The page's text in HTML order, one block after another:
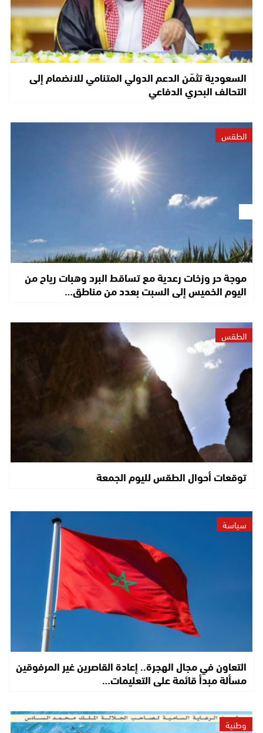
السعودية تثمّن الدعم الدولي المتنامي للانضمام إلى
التحالف البحري الدفاعي
الطقس
موجة حر وزخات رعدية مع تساقط البرد وهبات رياح من
اليوم الخميس إلى السبت بعدد من مناطق…
الطقس
توقعات أحوال الطقس لليوم الجمعة
سياسة
التعاون في مجال الهجرة.. إعادة القاصرين غير المرفوقين
مسألة مبدأ قائمة على التعليمات…
وطنية